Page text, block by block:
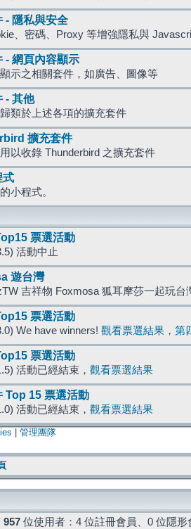
- 隱私與安全
、密碼、Proxy 等增強隱私與
- 網頁內容顯示
示之相關套件，如廣告、圖像等
- 其他
類於上述各項的擴充套件
擴充套件
以收錄 Thunderbird 之擴充套件
式
小程式。
票選活動
活動中止
遊台灣
吉祥物 Foxmosa 狐耳摩莎一起玩台
票選活動
We have winners! 觀看票選結果 ， 第
票選活動
活動已經結束， 觀看票選結果
Top 15 票選活動
活動已經結束， 觀看票選結果
管理團隊
957 位使用者：4 位註冊會員、0 位隱